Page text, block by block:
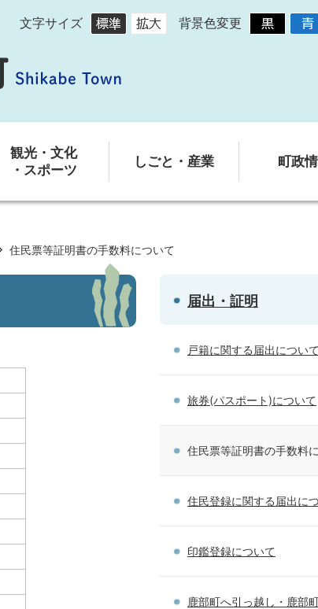
文字サイズ 背景色変更
観光・文化
・スポーツ
しごと・産業 町政
住民票等証明書の手数料について
届出・証明
戸籍に関する届出について
旅券(パスポート)について
住民票等証明書の手数料
住民登録に関する届出に
印鑑登録について
鹿部町へ引っ越し・鹿部